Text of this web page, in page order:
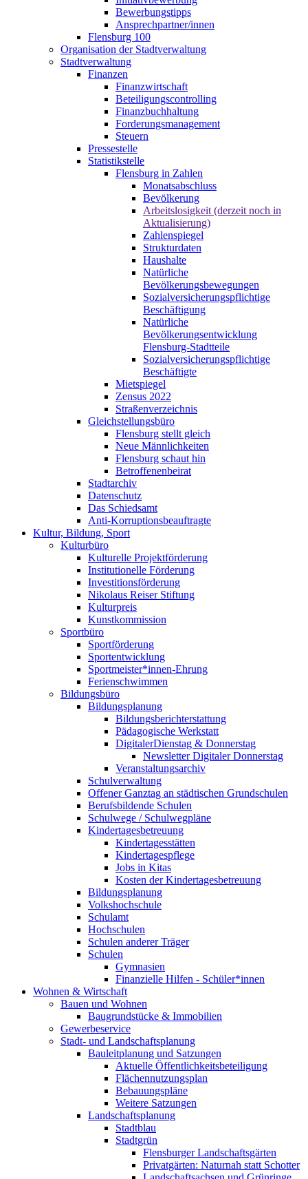
Bewerbungstipps
Ansprechpartner/innen
Flensburg 100
Organisation der Stadtverwaltung
Stadtverwaltung
Finanzen
Finanzwirtschaft
Beteiligungscontrolling
Finanzbuchhaltung
Forderungsmanagement
Steuern
Pressestelle
Statistikstelle
Flensburg in Zahlen
Monatsabschluss
Bevölkerung
Arbeitslosigkeit (derzeit noch in
Aktualisierung)
Zahlenspiegel
Strukturdaten
Haushalte
Natürliche
Bevölkerungsbewegungen
Sozialversicherungspflichtige
Beschäftigung
Natürliche
Bevölkerungsentwicklung
Flensburg-Stadtteile
Sozialversicherungspflichtige
Beschäftigte
Mietspiegel
Zensus 2022
Straßenverzeichnis
Gleichstellungsbüro
Flensburg stellt gleich
Neue Männlichkeiten
Flensburg schaut hin
Betroffenenbeirat
Stadtarchiv
Datenschutz
Das Schiedsamt
Anti-Korruptionsbeauftragte
Kultur, Bildung, Sport
Kulturbüro
Kulturelle Projektförderung
Institutionelle Förderung
Investitionsförderung
Nikolaus Reiser Stiftung
Kulturpreis
Kunstkommission
Sportbüro
Sportförderung
Sportentwicklung
Sportmeister*innen-Ehrung
Ferienschwimmen
Bildungsbüro
Bildungsplanung
Bildungsberichterstattung
Pädagogische Werkstatt
DigitalerDienstag & Donnerstag
Newsletter Digitaler Donnerstag
Veranstaltungsarchiv
Schulverwaltung
Offener Ganztag an städtischen Grundschulen
Berufsbildende Schulen
Schulwege / Schulwegpläne
Kindertagesbetreuung
Kindertagesstätten
Kindertagespflege
Jobs in Kitas
Kosten der Kindertagesbetreuung
Bildungsplanung
Volkshochschule
Schulamt
Hochschulen
Schulen anderer Träger
Schulen
Gymnasien
Finanzielle Hilfen - Schüler*innen
Wohnen & Wirtschaft
Bauen und Wohnen
Baugrundstücke & Immobilien
Gewerbeservice
Stadt- und Landschaftsplanung
Bauleitplanung und Satzungen
Aktuelle Öffentlichkeitsbeteiligung
Flächennutzungsplan
Bebauungspläne
Weitere Satzungen
Landschaftsplanung
Stadtblau
Stadtgrün
Flensburger Landschaftsgärten
Privatgärten: Naturnah statt Schotter